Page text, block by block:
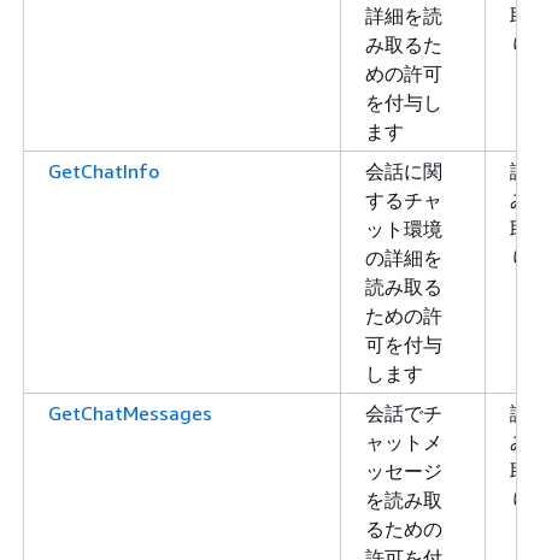
詳細を読
み取るた
めの許可
を付与し
ます
取
り
GetChatInfo
会話に関
するチャ
ット環境
の詳細を
読み取る
ための許
可を付与
します
読
み
取
り
GetChatMessages
会話でチ
ャットメ
ッセージ
を読み取
るための
読
み
取
り